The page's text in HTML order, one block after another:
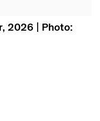
2026 | Photo: